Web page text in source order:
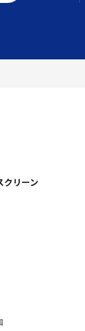
クリーン